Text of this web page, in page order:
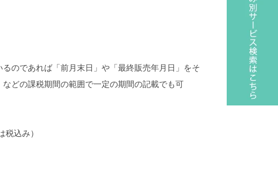
のであれば「前月末日」や「最終販売年月日」をそ
どの課税期間の範囲で一定の期間の記載でも可
税込み）